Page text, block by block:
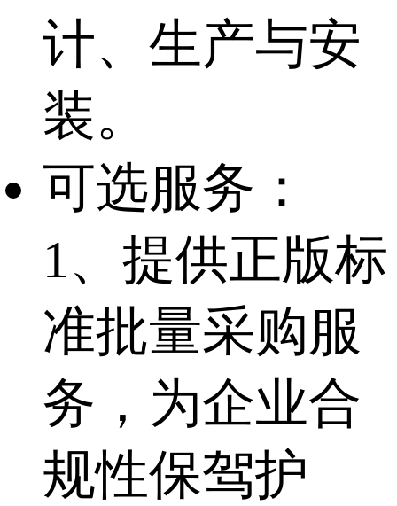
计、生产与安
装。
可选服务：
1、提供正版标
准批量采购服
务，为企业合
规性保驾护